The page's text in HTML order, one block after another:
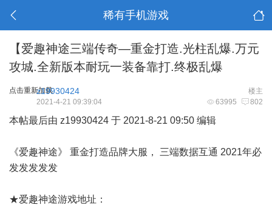
稀有手机游戏
【爱趣神途三端传奇—重金打造.光柱乱爆.万元
攻城.全新版本耐玩一装备靠打.终极乱爆
点击重新加载 楼主
z19930424
63995 802
2021-4-21 09:39:04
本帖最后由 z19930424 于 2021-8-21 09:50 编辑
《爱趣神途》 重金打造品牌大服， 三端数据互通 2021年必
发发发发发
★爱趣神途游戏地址：